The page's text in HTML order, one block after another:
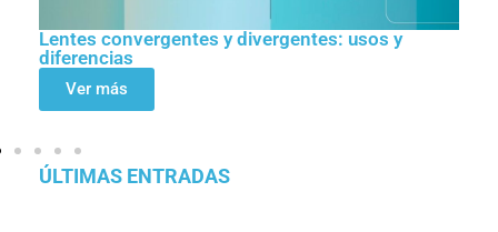
Lentes convergentes y divergentes: usos y
diferencias
Ver más
ÚLTIMAS ENTRADAS